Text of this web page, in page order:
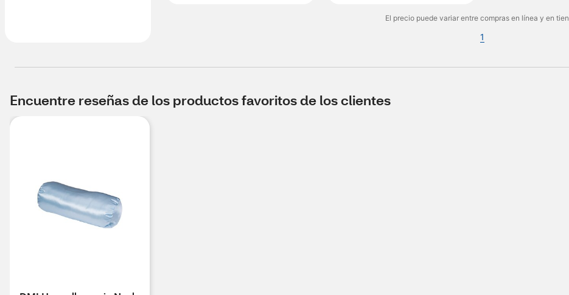
El precio puede variar entre compras en línea y en
1
Encuentre reseñas de los productos favoritos de los clientes